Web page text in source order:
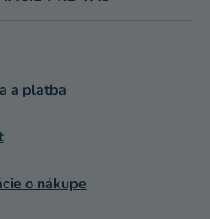
a platba
o nákupe